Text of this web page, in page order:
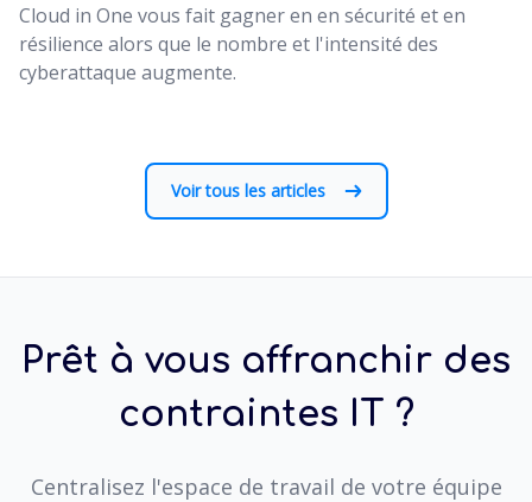
Cloud in One vous fait gagner en en sécurité et en
résilience alors que le nombre et l'intensité des
cyberattaque augmente.
Voir tous les articles
Prêt à vous affranchir des
contraintes IT ?
Centralisez l'espace de travail de votre équipe